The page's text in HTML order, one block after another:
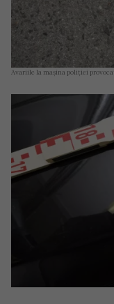
Avariile la mașina poliției